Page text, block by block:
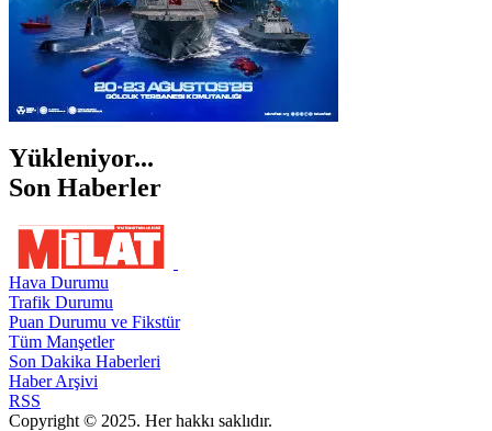
Yükleniyor...
Son Haberler
Hava Durumu
Trafik Durumu
Puan Durumu ve Fikstür
Tüm Manşetler
Son Dakika Haberleri
Haber Arşivi
RSS
Copyright © 2025. Her hakkı saklıdır.